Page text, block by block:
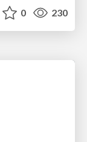
0 230